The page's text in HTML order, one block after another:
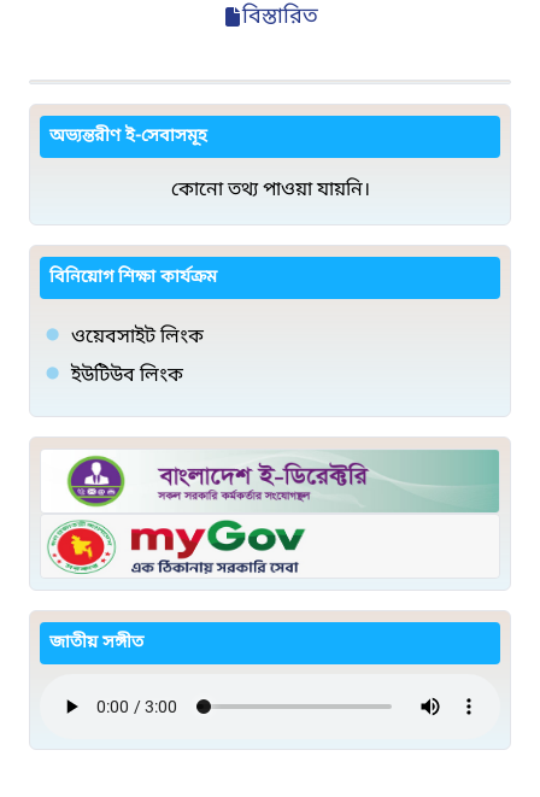
বিস্তারিত
অভ্যন্তরীণ ই-সেবাসমূহ
কোনো তথ্য পাওয়া যায়নি।
বিনিয়োগ শিক্ষা কার্যক্রম
ওয়েবসাইট লিংক
ইউটিউব লিংক
জাতীয় সঙ্গীত